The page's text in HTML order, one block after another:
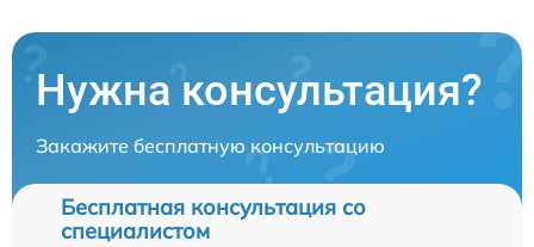
Нужна консультация?
Закажите бесплатную консультацию
Бесплатная консультация со
специалистом